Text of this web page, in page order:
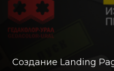
Создание Landing